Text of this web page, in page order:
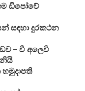
ඩිපෝවේ
සඳහා දුරකථන
– වී අලෙවි
හමුදාපති